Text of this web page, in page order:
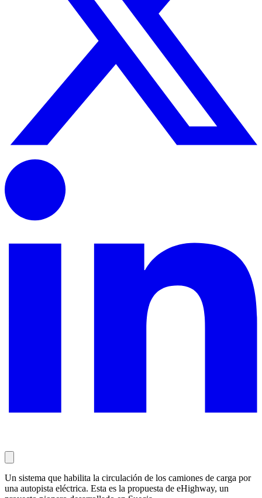
Un sistema que habilita la circulación de los camiones de carga por
una autopista eléctrica. Esta es la propuesta de eHighway, un